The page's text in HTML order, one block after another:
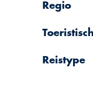
Regio
Reistype